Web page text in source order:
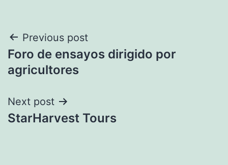
Navegación
de
Previous post
Foro de ensayos dirigido por
agricultores
Next post
StarHarvest Tours